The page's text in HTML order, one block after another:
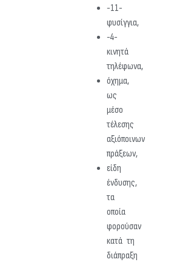
-11-
φυσίγγια,
-4-
κινητά
τηλέφωνα,
όχημα,
ως
μέσο
τέλεσης
αξιόποινων
πράξεων,
είδη
ένδυσης,
τα
οποία
φορούσαν
κατά τη
διάπραξη